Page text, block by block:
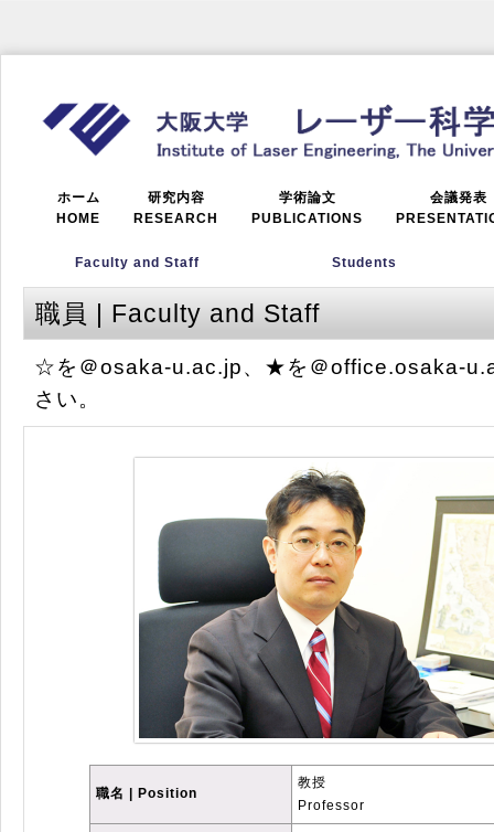
ホーム
HOME
研究内容
RESEARCH
学術論文
PUBLICATIONS
会議発表
Faculty and Staff Students
職員 | Faculty and Staff
☆を＠osaka-u.ac.jp、★を＠office.osaka-
さい。
職名 | Position
教授
Professor